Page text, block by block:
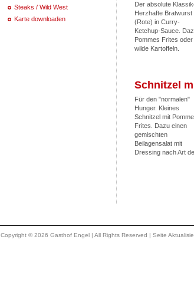
Steaks / Wild West
Karte downloaden
Der absolute
Herzhafte Bratwurst
(Rote) in Curry-
Ketchup-Sauce.
Pommes Frites oder
wilde Kartoffeln.
Schnitzel
Für den "normalen"
Hunger. Kleines
Schnitzel mit
Frites. Dazu einen
gemischten
Beilagensalat mit
Dressing nach Art
Copyright © 2026 Gasthof Engel | All Rights Reserved | Seite